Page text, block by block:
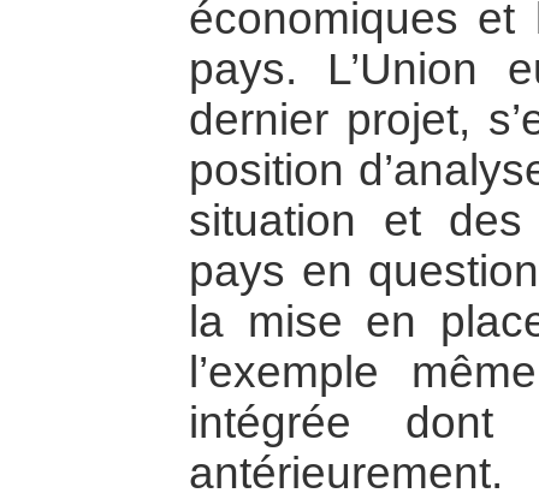
économiques et
pays. L’Union
dernier projet,
position
situation et des
pays en
la mise en
l’exemple
intégrée
antérieurement.